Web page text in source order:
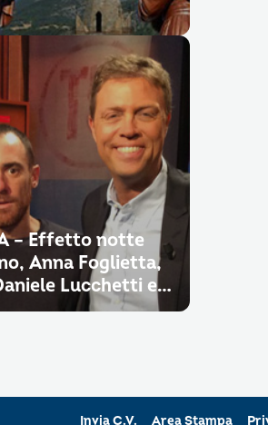
– Effetto notte
Anna Foglietta,
Lucchetti e…
Invia C.V. Area Stampa